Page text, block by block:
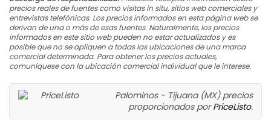
precios reales de fuentes como visitas in situ, sitios web comerciales y
entrevistas telefónicas. Los precios informados en esta página web se
derivan de una o más de esas fuentes. Naturalmente, los precios
informados en este sitio web pueden no estar actualizados y es
posible que no se apliquen a todas las ubicaciones de una marca
comercial determinada. Para obtener los precios actuales,
comuníquese con la ubicación comercial individual que le interese.
Palominos - Tijuana (MX) precios
proporcionados porPriceListo.